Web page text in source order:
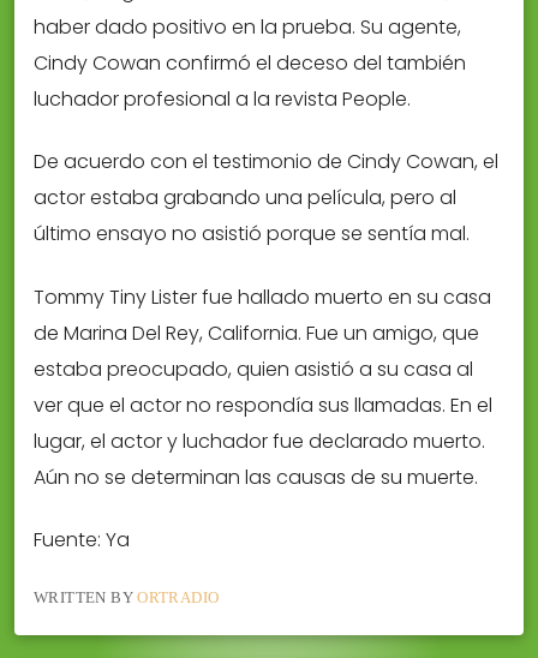
haber dado positivo en la prueba. Su agente,
Cindy Cowan confirmó el deceso del también
luchador profesional a la revista People.
De acuerdo con el testimonio de Cindy Cowan, el
actor estaba grabando una película, pero al
último ensayo no asistió porque se sentía mal.
Tommy Tiny Lister fue hallado muerto en su casa
de Marina Del Rey, California. Fue un amigo, que
estaba preocupado, quien asistió a su casa al
ver que el actor no respondía sus llamadas. En el
lugar, el actor y luchador fue declarado muerto.
Aún no se determinan las causas de su muerte.
Fuente: Ya
WRITTEN BYORTRADIO